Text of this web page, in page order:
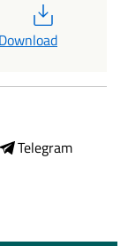
Download
Telegram